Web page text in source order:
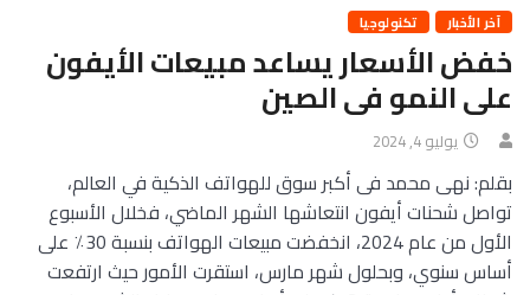
آخر الأخبار تكنولوجيا
خفض الأسعار يساعد مبيعات الأيفون
على النمو فى الصين
يوليو 4, 2024
بقلم: نهى محمد فى أكبر سوق للهواتف الذكية في العالم،
تواصل شحنات أيفون انتعاشها الشهر الماضي، فخلال الأسبوع
الأول من عام 2024، انخفضت مبيعات الهواتف بنسبة 30٪ على
أساس سنوي، وبحلول شهر مارس، استقرت الأمور حيث ارتفعت